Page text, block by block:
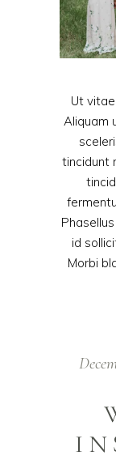
Ut
Aliquam
tincidunt
id
Morbi